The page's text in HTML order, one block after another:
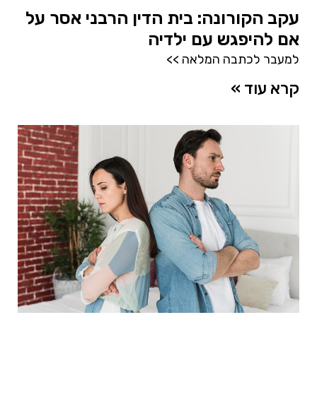
עקב הקורונה: בית הדין הרבני אסר על
אם להיפגש עם ילדיה
למעבר לכתבה המלאה >>
קרא עוד »